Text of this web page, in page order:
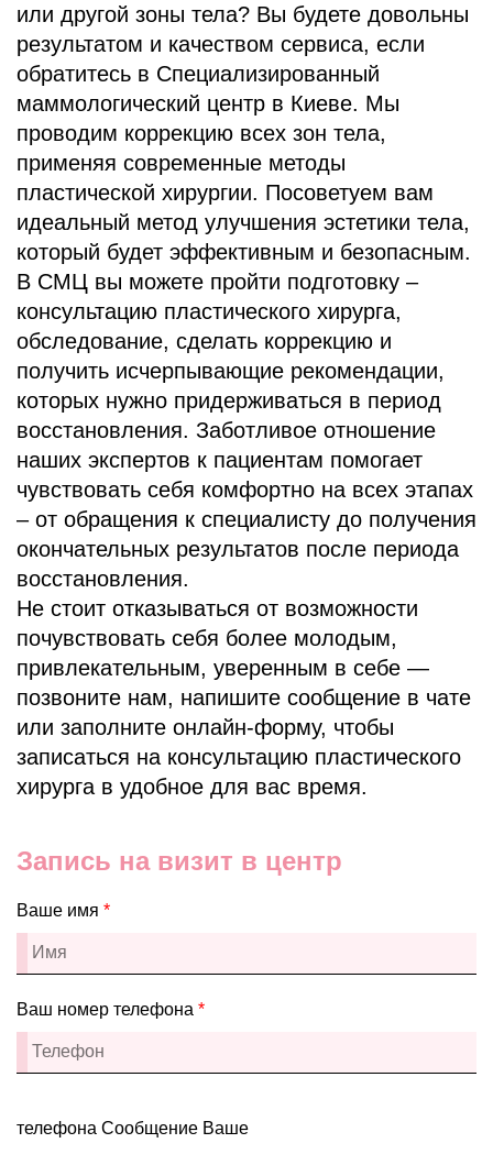
или другой зоны тела? Вы будете довольны
результатом и качеством сервиса, если
обратитесь в Специализированный
маммологический центр в Киеве. Мы
проводим коррекцию всех зон тела,
применяя современные методы
пластической хирургии. Посоветуем вам
идеальный метод улучшения эстетики тела,
который будет эффективным и безопасным.
В СМЦ вы можете пройти подготовку –
консультацию пластического хирурга,
обследование, сделать коррекцию и
получить исчерпывающие рекомендации,
которых нужно придерживаться в период
восстановления. Заботливое отношение
наших экспертов к пациентам помогает
чувствовать себя комфортно на всех этапах
– от обращения к специалисту до получения
окончательных результатов после периода
восстановления.
Не стоит отказываться от возможности
почувствовать себя более молодым,
привлекательным, уверенным в себе —
позвоните нам, напишите сообщение в чате
или заполните онлайн-форму, чтобы
записаться на консультацию пластического
хирурга в удобное для вас время.
Запись на визит в центр
Ваше имя *
Ваш номер телефона *
телефона Сообщение Ваше